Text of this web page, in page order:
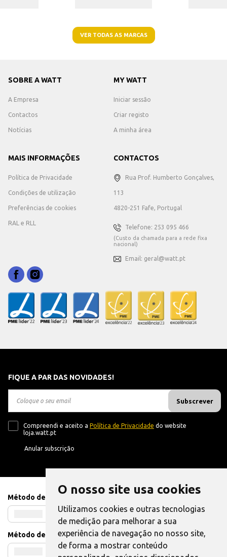
O nosso site usa cookies
Utilizamos cookies e outras tecnologias
de medição para melhorar a sua
experiência de navegação no nosso site,
de forma a mostrar conteúdo
VER TODAS AS MARCAS
SOBRE A WATT
A Empresa
Contactos
Notícias
MY WATT
Iniciar sessão
Criar registo
A minha área
MAIS INFORMAÇÕES
Política de Privacidade
Condições de utilização
Preferências de cookies
RAL e RLL
CONTACTOS
Rua Prof. Humberto Gonçalves,
113
4820-251 Fafe, Portugal
Telefone: 253 095 466
(Custo da chamada para a rede fixa
nacional)
Email: geral@watt.pt
FIQUE A PAR DAS NOVIDADES!
Subscrever
Compreendi e aceito a Política de Privacidade do website
loja.watt.pt
Anular subscrição
Método de Pagamento
Método de Envio